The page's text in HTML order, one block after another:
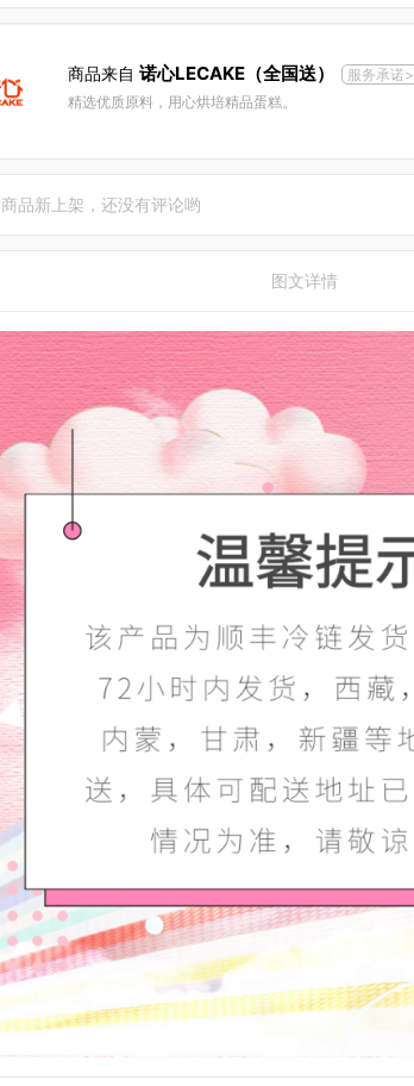
商品来自 诺心LECAKE（全国送）
服务承诺>
精选优质原料，用心烘培精品蛋糕。
商品新上架，还没有评论哟
图文详情